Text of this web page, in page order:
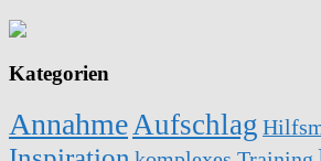
Kategorien
Annahme Aufschlag